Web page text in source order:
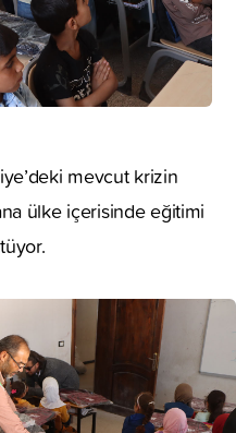
mevcut krizin
ülke içerisinde eğitimi